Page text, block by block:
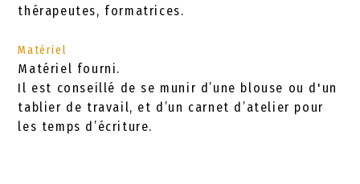
thérapeutes, formatrices.
Matériel
Matériel fourni.
Il est conseillé de se munir d’une blouse ou d'un
tablier de travail, et d’un carnet d’atelier pour
les temps d’écriture.